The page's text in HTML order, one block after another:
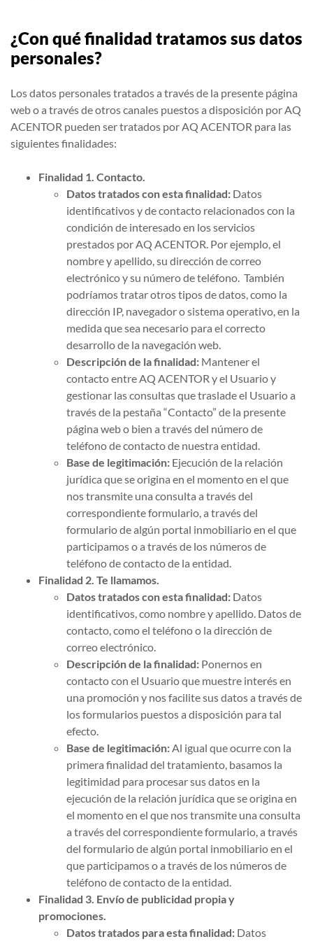
¿Con qué finalidad tratamos sus datos
personales?
Los datos personales tratados a través de la presente página
web o a través de otros canales puestos a disposición por AQ
ACENTOR pueden ser tratados por AQ ACENTOR para las
siguientes finalidades:
Finalidad 1. Contacto.
Datos tratados con esta finalidad: Datos
identificativos y de contacto relacionados con la
condición de interesado en los servicios
prestados por AQ ACENTOR. Por ejemplo, el
nombre y apellido, su dirección de correo
electrónico y su número de teléfono. También
podríamos tratar otros tipos de datos, como la
dirección IP, navegador o sistema operativo, en la
medida que sea necesario para el correcto
desarrollo de la navegación web.
Descripción de la finalidad: Mantener el
contacto entre AQ ACENTOR y el Usuario y
gestionar las consultas que traslade el Usuario a
través de la pestaña “Contacto” de la presente
página web o bien a través del número de
teléfono de contacto de nuestra entidad.
Base de legitimación: Ejecución de la relación
jurídica que se origina en el momento en el que
nos transmite una consulta a través del
correspondiente formulario, a través del
formulario de algún portal inmobiliario en el que
participamos o a través de los números de
teléfono de contacto de la entidad.
Finalidad 2. Te llamamos.
Datos tratados con esta finalidad: Datos
identificativos, como nombre y apellido. Datos de
contacto, como el teléfono o la dirección de
correo electrónico.
Descripción de la finalidad: Ponernos en
contacto con el Usuario que muestre interés en
una promoción y nos facilite sus datos a través de
los formularios puestos a disposición para tal
efecto.
Base de legitimación:Al igual que ocurre con la
primera finalidad del tratamiento, basamos la
legitimidad para procesar sus datos en la
ejecución de la relación jurídica que se origina en
el momento en el que nos transmite una consulta
a través del correspondiente formulario, a través
del formulario de algún portal inmobiliario en el
que participamos o a través de los números de
teléfono de contacto de la entidad.
Finalidad 3. Envío de publicidad propia y
promociones.
Datos tratados para esta finalidad: Datos